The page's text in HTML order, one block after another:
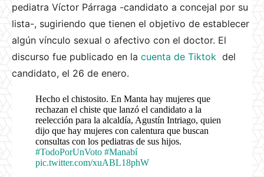
pediatra Víctor Párraga -candidato a concejal por su
lista-, sugiriendo que tienen el objetivo de establecer
algún vínculo sexual o afectivo con el doctor. El
discurso fue publicado en la cuenta de Tiktok del
candidato, el 26 de enero.
Hecho el chistosito. En Manta hay mujeres que
rechazan el chiste que lanzó el candidato a la
reelección para la alcaldía, Agustín Intriago, quien
dijo que hay mujeres con calentura que buscan
consultas con los pediatras de sus hijos.
#TodoPorUnVoto #Manabí
pic.twitter.com/xuABL18phW